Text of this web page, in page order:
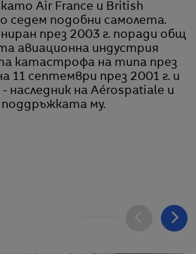
Air France и British
седем подобни самолета.
през 2003 г. поради общ
авиационна индустрия
катастрофа на типа през
11 септември през 2001 г. и
наследник на Aérospatiale и
му.